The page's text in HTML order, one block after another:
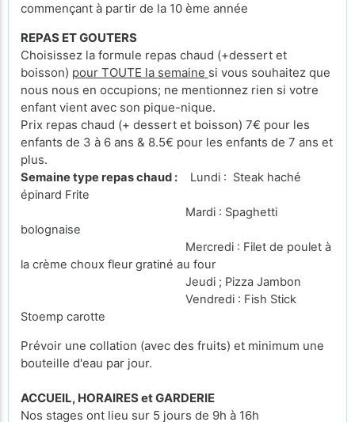
commençant à partir de la 10 ème année
REPAS ET GOUTERS
Choisissez la formule repas chaud (+dessert et
boisson) pour TOUTE la semaine si vous souhaitez que
nous nous en occupions; ne mentionnez rien si votre
enfant vient avec son pique-nique.
Prix repas chaud (+ dessert et boisson) 7€ pour les
enfants de 3 à 6 ans & 8.5€ pour les enfants de 7 ans et
plus.
Semaine type repas chaud : Lundi : Steak haché
épinard Frite
Mardi : Spaghetti
bolognaise
Mercredi : Filet de poulet à
la crème choux fleur gratiné au four
Jeudi ; Pizza Jambon
Vendredi : Fish Stick
Stoemp carotte
Prévoir une collation (avec des fruits) et minimum une
bouteille d'eau par jour.
ACCUEIL, HORAIRES et GARDERIE
Nos stages ont lieu sur 5 jours de 9h à 16h